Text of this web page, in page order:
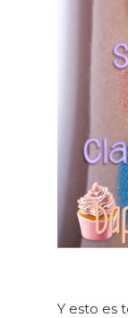
Y esto es